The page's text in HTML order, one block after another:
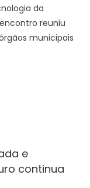
da
reuniu
municipais
e
continua